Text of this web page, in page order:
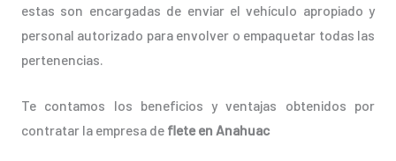
estas son encargadas de enviar el vehículo apropiado y
personal autorizado para envolver o empaquetar todas las
pertenencias.
Te contamos los beneficios y ventajas obtenidos por
contratar la empresa de flete en Anahuac